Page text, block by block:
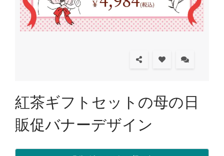
紅茶ギフトセットの母の日
販促バナーデザイン